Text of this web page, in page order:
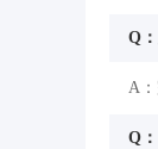
Q
A
Q